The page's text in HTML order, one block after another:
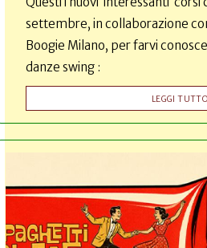
settembre, in collaborazione
Boogie Milano, per farvi
danze swing :
LEGGI TUTTO